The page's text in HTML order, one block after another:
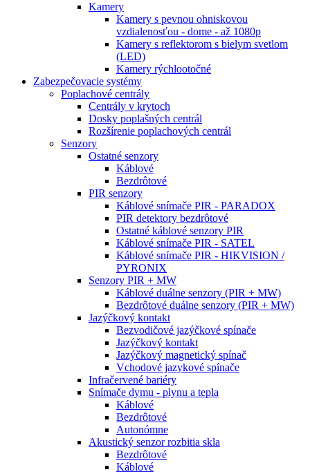
Kamery
Kamery s pevnou ohniskovou
vzdialenosťou - dome - až 1080p
Kamery s reflektorom s bielym svetlom
(LED)
Kamery rýchlootočné
Zabezpečovacie systémy
Poplachové centrály
Centrály v krytoch
Dosky poplašných centrál
Rozšírenie poplachových centrál
Senzory
Ostatné senzory
Káblové
Bezdrôtové
PIR senzory
Káblové snímače PIR - PARADOX
PIR detektory bezdrôtové
Ostatné káblové senzory PIR
Káblové snímače PIR - SATEL
Káblové snímače PIR - HIKVISION /
PYRONIX
Senzory PIR + MW
Káblové duálne senzory (PIR + MW)
Bezdrôtové duálne senzory (PIR + MW)
Jazýčkový kontakt
Bezvodičové jazýčkové spínače
Jazýčkový kontakt
Jazýčkový magnetický spínač
Vchodové jazykové spínače
Infračervené bariéry
Snímače dymu - plynu a tepla
Káblové
Bezdrôtové
Autonómne
Akustický senzor rozbitia skla
Bezdrôtové
Káblové